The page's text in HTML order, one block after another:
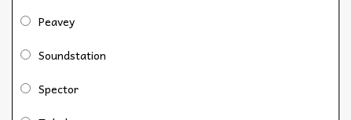
Peavey
Soundstation
Spector